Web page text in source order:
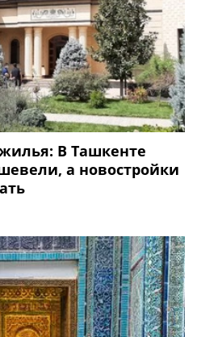
В Ташкенте
а новостройки